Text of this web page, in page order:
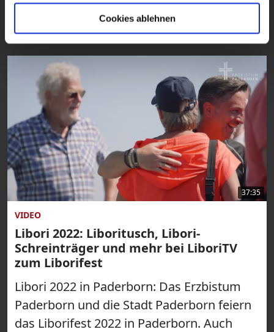
Cookies ablehnen
Erzbistum Paderborn.
37:35
VIDEO
Libori 2022: Liboritusch, Libori-
Schreinträger und mehr bei LiboriTV
zum Liborifest
Libori 2022 in Paderborn: Das Erzbistum
Paderborn und die Stadt Paderborn feiern
das Liborifest 2022 in Paderborn. Auch